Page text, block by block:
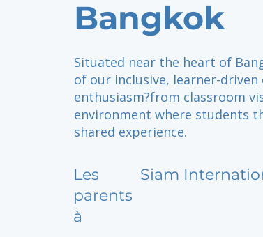
Bangkok
Situated near the heart of
of our inclusive, learner-
enthusiasm?from classroom
environment where students
shared experience.
Les
parents
à
Siam